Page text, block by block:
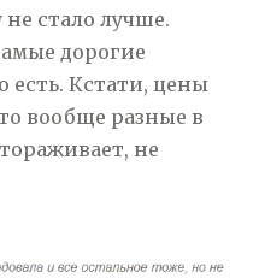
не стало лучше.
дорогие
есть. Кстати, цены
вообще разные в
не